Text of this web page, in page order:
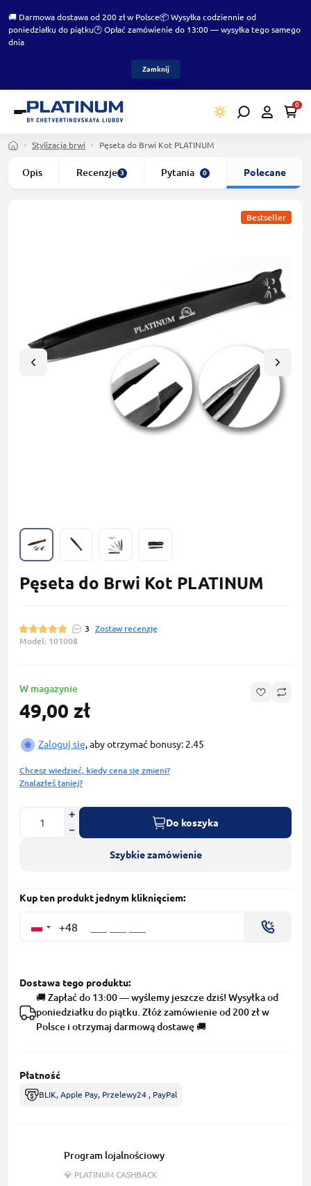
🚚 Darmowa dostawa od 200 zł w Polsce📦 Wysyłka codziennie od
poniedziałku do piątku🕑 Opłać zamówienie do 13:00 — wysyłka tego samego
dnia
Zamknij
0
Stylizacja brwi Pęseta do Brwi Kot PLATINUM
Opis Recenzje 3 Pytania 0 Polecane
Bestseller
Pęseta do Brwi Kot PLATINUM
3
Zostaw recenzję
Model: 101008
W magazynie
49,00 zł
Zaloguj się, aby otrzymać bonusy: 2.45
Chcesz wiedzieć, kiedy cena się zmieni?
Znalazłeś taniej?
Do koszyka
Szybkie zamówienie
Kup ten produkt jednym kliknięciem:
+48
Dostawa tego produktu:
🚚 Zapłać do 13:00 — wyślemy jeszcze dziś! Wysyłka od
poniedziałku do piątku. Złóż zamówienie od 200 zł w
Polsce i otrzymaj darmową dostawę 🚚
Płatność
BLIK, Apple Pay, Przelewy24 , PayPal
Program lojalnościowy
💎 PLATINUM CASHBACK